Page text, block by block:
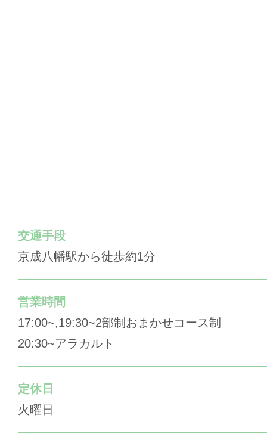
交通手段
京成八幡駅から徒歩約1分
営業時間
17:00~,19:30~2部制おまかせコース制
20:30~アラカルト
定休日
火曜日